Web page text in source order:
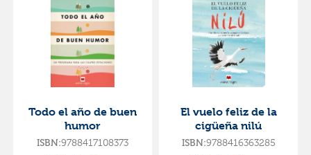
Todo el año de buen
humor
ISBN:9788417108373
El vuelo feliz de la
cigüeña nilú
ISBN:9788416363285